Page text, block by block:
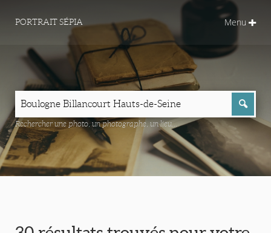
PORTRAIT SÉPIA Menu
Rechercher une photo, un photographe, un lieu...